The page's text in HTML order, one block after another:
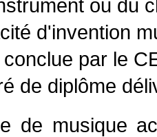
ou du
d'invention
par le
de diplôme
de musique